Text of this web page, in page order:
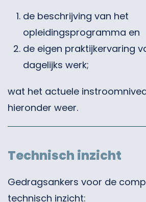
de beschrijving van het
opleidingsprogramma en
de eigen praktijkervaring
dagelijks werk;
wat het actuele
hieronder weer.
Technisch inzicht
Gedragsankers voor de
technisch inzicht: